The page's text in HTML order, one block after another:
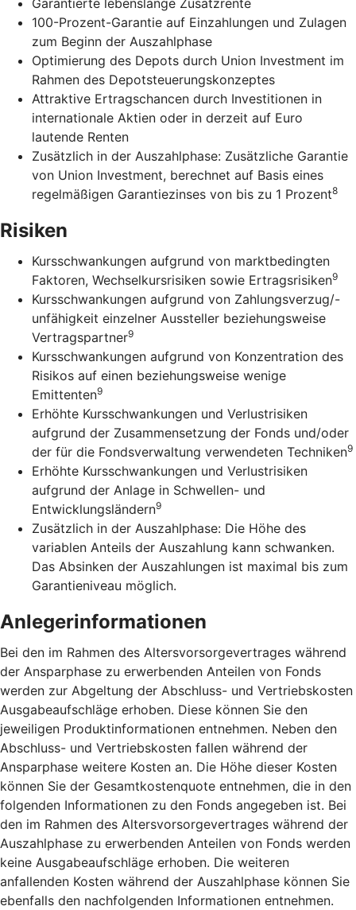
100-Prozent-Garantie auf Einzahlungen und Zulagen
zum Beginn der Auszahlphase
Optimierung des Depots durch Union Investment im
Rahmen des Depotsteuerungskonzeptes
Attraktive Ertragschancen durch Investitionen in
internationale Aktien oder in derzeit auf Euro
lautende Renten
Zusätzlich in der Auszahlphase: Zusätzliche Garantie
von Union Investment, berechnet auf Basis eines
regelmäßigen Garantiezinses von bis zu 1 Prozent8
Risiken
Kursschwankungen aufgrund von marktbedingten
Faktoren, Wechselkursrisiken sowie Ertragsrisiken9
Kursschwankungen aufgrund von Zahlungsverzug/-
unfähigkeit einzelner Aussteller beziehungsweise
Vertragspartner9
Kursschwankungen aufgrund von Konzentration des
Risikos auf einen beziehungsweise wenige
Emittenten9
Erhöhte Kursschwankungen und Verlustrisiken
aufgrund der Zusammensetzung der Fonds und/oder
der für die Fondsverwaltung verwendeten Techniken9
Erhöhte Kursschwankungen und Verlustrisiken
aufgrund der Anlage in Schwellen- und
Entwicklungsländern9
Zusätzlich in der Auszahlphase: Die Höhe des
variablen Anteils der Auszahlung kann schwanken.
Das Absinken der Auszahlungen ist maximal bis zum
Garantieniveau möglich.
Anlegerinformationen
Bei den im Rahmen des Altersvorsorgevertrages während
der Ansparphase zu erwerbenden Anteilen von Fonds
werden zur Abgeltung der Abschluss- und Vertriebskosten
Ausgabeaufschläge erhoben. Diese können Sie den
jeweiligen Produktinformationen entnehmen. Neben den
Abschluss- und Vertriebskosten fallen während der
Ansparphase weitere Kosten an. Die Höhe dieser Kosten
können Sie der Gesamtkostenquote entnehmen, die in den
folgenden Informationen zu den Fonds angegeben ist. Bei
den im Rahmen des Altersvorsorgevertrages während der
Auszahlphase zu erwerbenden Anteilen von Fonds werden
keine Ausgabeaufschläge erhoben. Die weiteren
anfallenden Kosten während der Auszahlphase können Sie
ebenfalls den nachfolgenden Informationen entnehmen.